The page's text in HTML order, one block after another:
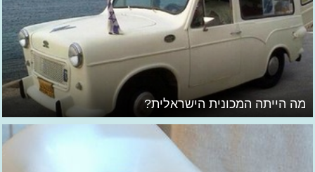
מה הייתה המכונית הישראלית?